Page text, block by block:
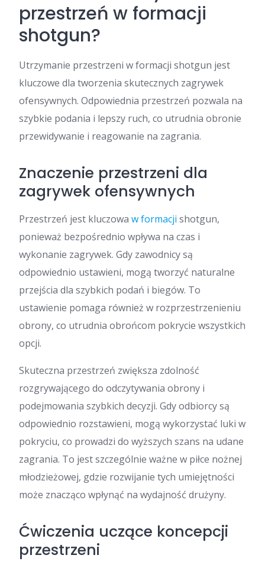
przestrzeń w formacji
shotgun?
Utrzymanie przestrzeni w formacji shotgun jest
kluczowe dla tworzenia skutecznych zagrywek
ofensywnych. Odpowiednia przestrzeń pozwala na
szybkie podania i lepszy ruch, co utrudnia obronie
przewidywanie i reagowanie na zagrania.
Znaczenie przestrzeni dla
zagrywek ofensywnych
Przestrzeń jest kluczowa w formacji shotgun,
ponieważ bezpośrednio wpływa na czas i
wykonanie zagrywek. Gdy zawodnicy są
odpowiednio ustawieni, mogą tworzyć naturalne
przejścia dla szybkich podań i biegów. To
ustawienie pomaga również w rozprzestrzenieniu
obrony, co utrudnia obrońcom pokrycie wszystkich
opcji.
Skuteczna przestrzeń zwiększa zdolność
rozgrywającego do odczytywania obrony i
podejmowania szybkich decyzji. Gdy odbiorcy są
odpowiednio rozstawieni, mogą wykorzystać luki w
pokryciu, co prowadzi do wyższych szans na udane
zagrania. To jest szczególnie ważne w piłce nożnej
młodzieżowej, gdzie rozwijanie tych umiejętności
może znacząco wpłynąć na wydajność drużyny.
Ćwiczenia uczące koncepcji
przestrzeni